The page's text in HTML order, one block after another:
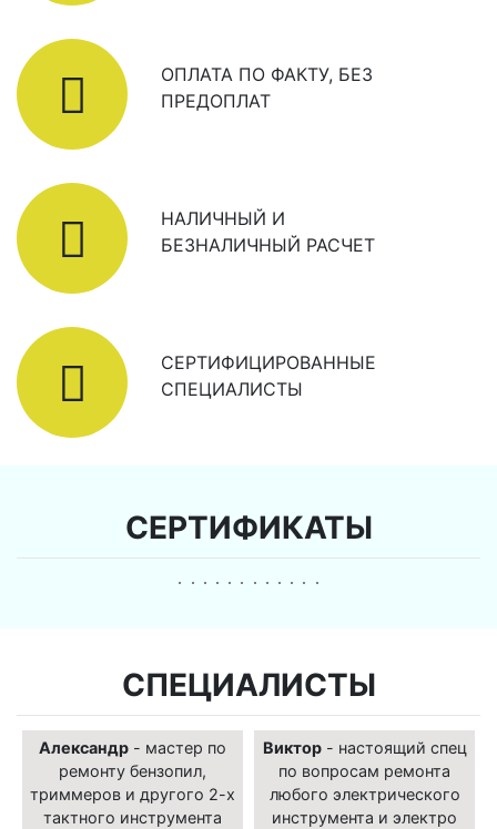
ОПЛАТА ПО ФАКТУ, БЕЗ
ПРЕДОПЛАТ
НАЛИЧНЫЙ И
БЕЗНАЛИЧНЫЙ РАСЧЕТ
СЕРТИФИЦИРОВАННЫЕ
СПЕЦИАЛИСТЫ
СЕРТИФИКАТЫ
СПЕЦИАЛИСТЫ
Александр - мастер по
ремонту бензопил,
триммеров и другого 2-х
тактного инструмента
Виктор- настоящий спец
по вопросам ремонта
любого электрического
инструмента и электро